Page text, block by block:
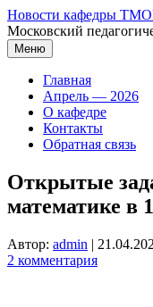
Перейти
к
содержимому
Новости кафедры
Московский
Меню
Главная
Апрель — 2026
О кафедре
Контакты
Обратная связь
Открытые
математике в
Автор: admin |
2 комментария